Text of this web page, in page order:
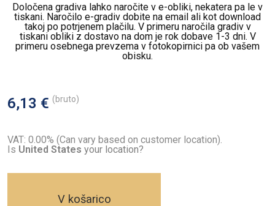
Določena gradiva lahko naročite v e-obliki, nekatera pa le v
tiskani. Naročilo e-gradiv dobite na email ali kot download
takoj po potrjenem plačilu. V primeru naročila gradiv v
tiskani obliki z dostavo na dom je rok dobave 1-3 dni. V
primeru osebnega prevzema v fotokopirnici pa ob vašem
obisku.
6,13 € (bruto)
VAT: 0.00% (Can vary based on customer location).
Is United States your location?
V košarico